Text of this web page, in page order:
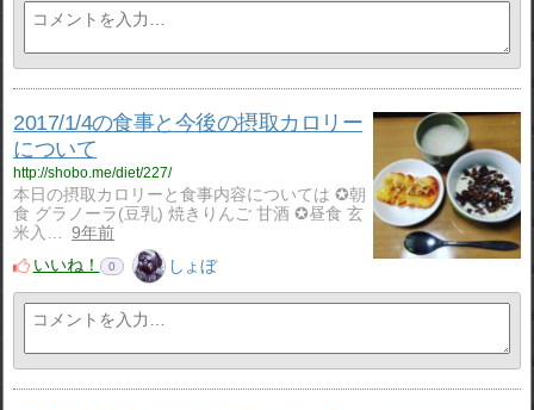
2017/1/4の食事と今後の摂取カロリー
について
http://shobo.me/diet/227/
本日の摂取カロリーと食事内容については ✪朝
食 グラノーラ(豆乳) 焼きりんご 甘酒 ✪昼食 玄
米入…
9年前
いいね！
0 しょぼ